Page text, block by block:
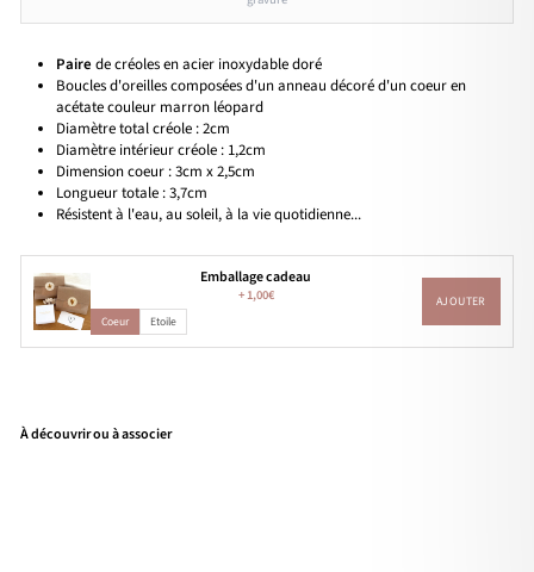
Paire de créoles en acier inoxydable doré
Boucles d'oreilles composées d'un anneau décoré d'un coeur en
acétate couleur marron léopard
Diamètre total créole : 2cm
Diamètre intérieur créole : 1,2cm
Dimension coeur : 3cm x 2,5cm
Longueur totale : 3,7cm
Résistent à l'eau, au soleil, à la vie quotidienne...
Emballage cadeau
+1,00€
Coeur Etoile
AJOUTER
À découvrir ou à associer